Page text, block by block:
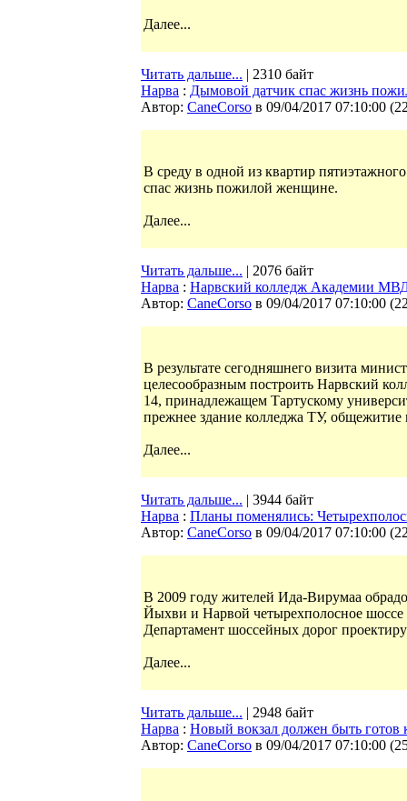
Далее...
Читать дальше... | 2310 байт
Нарва : Дымовой датчик спас жизнь
Автор: CaneCorso в 09/04/2017 07:10:00 (
В среду в одной из квартир
спас жизнь пожилой женщине.
Далее...
Читать дальше... | 2076 байт
Нарва : Нарвский колледж Академии МВД
Автор: CaneCorso в 09/04/2017 07:10:00 (
В результате сегодняшнего визита
целесообразным построить Нарвский
14, принадлежащем Тартускому
прежнее здание колледжа ТУ, общежитие
Далее...
Читать дальше... | 3944 байт
Нарва : Планы поменялись:
Автор: CaneCorso в 09/04/2017 07:10:00 (
В 2009 году жителей Ида-Вирумаа
Йыхви и Нарвой четырехполосное шоссе
Департамент шоссейных дорог
Далее...
Читать дальше... | 2948 байт
Нарва : Новый вокзал должен быть готов
Автор: CaneCorso в 09/04/2017 07:10:00 (